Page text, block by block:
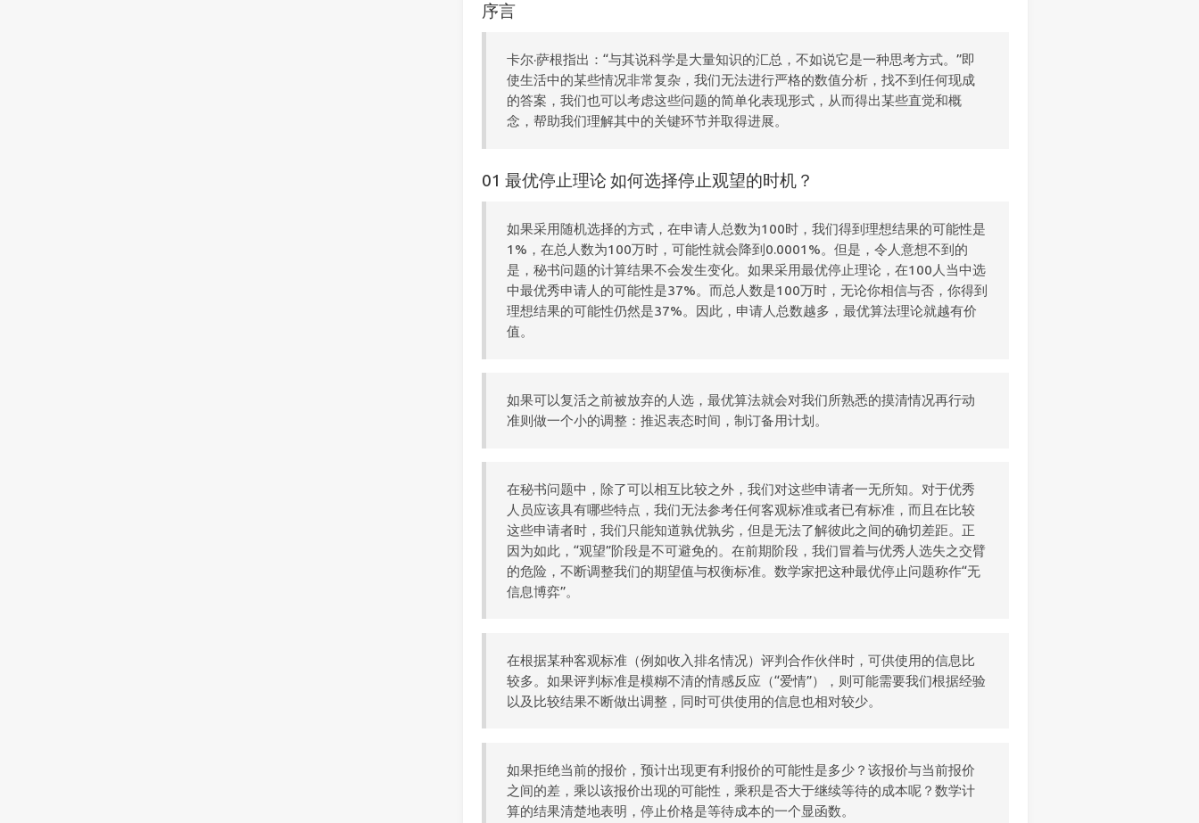
序言
卡尔·萨根指出：“与其说科学是大量知识的汇总，不如说它是一种思考方式。”即
使生活中的某些情况非常复杂，我们无法进行严格的数值分析，找不到任何现成
的答案，我们也可以考虑这些问题的简单化表现形式，从而得出某些直觉和概
念，帮助我们理解其中的关键环节并取得进展。
01 最优停止理论 如何选择停止观望的时机？
如果采用随机选择的方式，在申请人总数为100时，我们得到理想结果的可能性是
1%，在总人数为100万时，可能性就会降到0.0001%。但是，令人意想不到的
是，秘书问题的计算结果不会发生变化。如果采用最优停止理论，在100人当中选
中最优秀申请人的可能性是37%。而总人数是100万时，无论你相信与否，你得到
理想结果的可能性仍然是37%。因此，申请人总数越多，最优算法理论就越有价
值。
如果可以复活之前被放弃的人选，最优算法就会对我们所熟悉的摸清情况再行动
准则做一个小的调整：推迟表态时间，制订备用计划。
在秘书问题中，除了可以相互比较之外，我们对这些申请者一无所知。对于优秀
人员应该具有哪些特点，我们无法参考任何客观标准或者已有标准，而且在比较
这些申请者时，我们只能知道孰优孰劣，但是无法了解彼此之间的确切差距。正
因为如此，“观望”阶段是不可避免的。在前期阶段，我们冒着与优秀人选失之交臂
的危险，不断调整我们的期望值与权衡标准。数学家把这种最优停止问题称作“无
信息博弈”。
在根据某种客观标准（例如收入排名情况）评判合作伙伴时，可供使用的信息比
较多。如果评判标准是模糊不清的情感反应（“爱情”），则可能需要我们根据经验
以及比较结果不断做出调整，同时可供使用的信息也相对较少。
如果拒绝当前的报价，预计出现更有利报价的可能性是多少？该报价与当前报价
之间的差，乘以该报价出现的可能性，乘积是否大于继续等待的成本呢？数学计
算的结果清楚地表明，停止价格是等待成本的一个显函数。